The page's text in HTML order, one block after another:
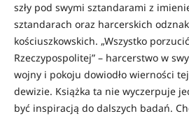
szły pod swymi sztandarami z
sztandarach oraz harcerskich
kościuszkowskich. „Wszystko
Rzeczypospolitej” – harcerstwo w
wojny i pokoju dowiodło wierności
dewizie. Książka ta nie wyczerpuje
być inspiracją do dalszych badań.